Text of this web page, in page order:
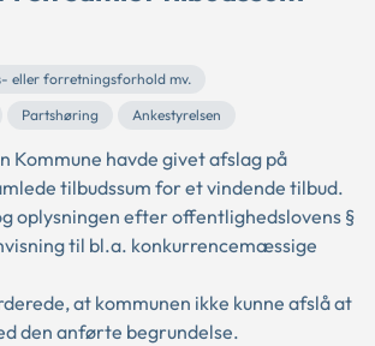
eller forretningsforhold mv.
Partshøring Ankestyrelsen
Kommune havde givet afslag på
tilbudssum for et vindende tilbud.
oplysningen efter offentlighedslovens §
til bl.a. konkurrencemæssige
at kommunen ikke kunne afslå at
den anførte begrundelse.